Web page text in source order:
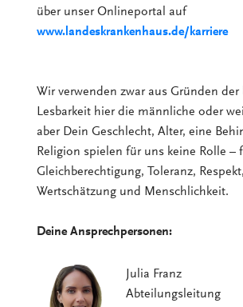
über unser Onlineportal auf
www.landeskrankenhaus.de/karriere
Wir verwenden zwar aus Gründen der
Lesbarkeit hier die männliche oder
aber Dein Geschlecht, Alter, eine
Religion spielen für uns keine Rolle –
Gleichberechtigung, Toleranz, Respekt,
Wertschätzung und Menschlichkeit.
Deine Ansprechpersonen:
Julia Franz
Abteilungsleitung